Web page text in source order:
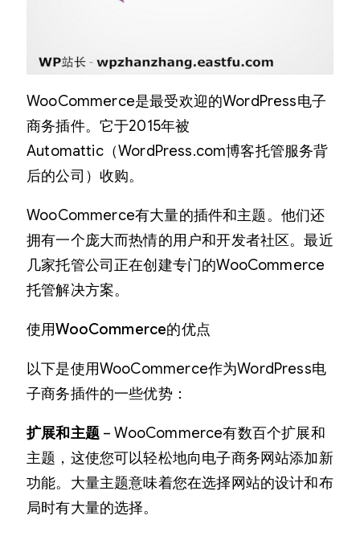
WooCommerce是最受欢迎的WordPress电子
商务插件。它于2015年被
Automattic（WordPress.com博客托管服务背
后的公司）收购。
WooCommerce有大量的插件和主题。他们还
拥有一个庞大而热情的用户和开发者社区。最近
几家托管公司正在创建专门的WooCommerce
托管解决方案。
使用WooCommerce的优点
以下是使用WooCommerce作为WordPress电
子商务插件的一些优势：
扩展和主题– WooCommerce有数百个扩展和
主题，这使您可以轻松地向电子商务网站添加新
功能。大量主题意味着您在选择网站的设计和布
局时有大量的选择。